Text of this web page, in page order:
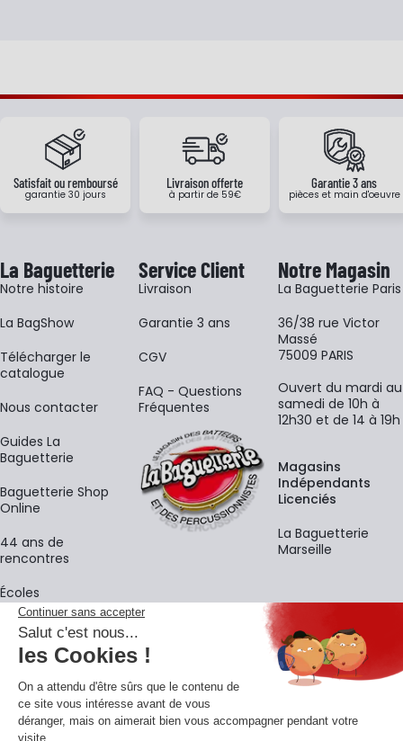
Satisfait ou remboursé
garantie 30 jours
Livraison offerte
à partir de 59€
Garantie 3 ans
pièces et main d'oeuvre
La Baguetterie
Notre histoire
La BagShow
​Télécharger le
catalogue
Nous contacter
Guides La
Baguetterie
Baguetterie Shop
Online
44 ans de
rencontres
Écoles
Service Client
Livraison
Garantie 3 ans
CGV
FAQ - Questions
Fréquentes
Notre Magasin
La Baguetterie Paris
36/38 rue Victor
Massé
75009 PARIS
Ouvert du mardi au
samedi de 10h à
12h30 et de 14 à 19h
Magasins
Indépendants
Licenciés
La Baguetterie
Marseille
La newsletter
Adresse e-mail
En vous inscrivant à notre newsletter, vous acceptez notre
confidentialité.
Retrouvons-nous sur